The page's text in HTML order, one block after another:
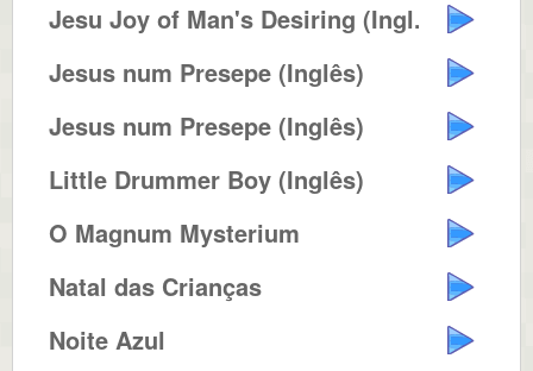
Jesu Joy of Man's Desiring (Ingl...
Jesus num Presepe (Inglês)
Jesus num Presepe (Inglês)
Little Drummer Boy (Inglês)
O Magnum Mysterium
Natal das Crianças
Noite Azul